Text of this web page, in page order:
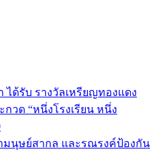
ได้รับ รางวัลเหรียญทองแดง
วด “หนึ่งโรงเรียน หนึ่ง
มนุษย์สากล และรณรงค์ป้องกัน